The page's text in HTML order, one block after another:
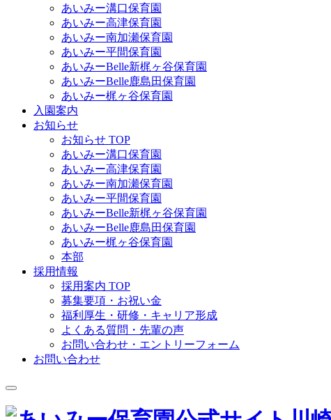
あいみー溝口保育園
あいみー高津保育園
あいみー南加瀬保育園
あいみー平間保育園
あいみーBelle新梶ヶ谷保育園
あいみーBelle鹿島田保育園
あいみー梶ヶ谷保育園
入園案内
お知らせ
お知らせ TOP
あいみー溝口保育園
あいみー高津保育園
あいみー南加瀬保育園
あいみー平間保育園
あいみーBelle新梶ヶ谷保育園
あいみーBelle鹿島田保育園
あいみー梶ヶ谷保育園
本部
採用情報
採用案内 TOP
募集要項・お祝い金
福利厚生・研修・キャリア形成
よくある質問・先輩の声
お問い合わせ・エントリーフォーム
お問い合わせ